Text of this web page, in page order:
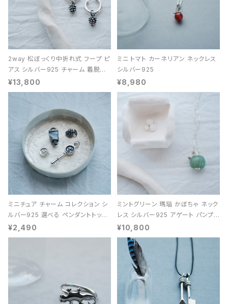
2way 松ぼっくり中折れ式 フープ ピ
アス シルバー925 チャーム 着脱可
能 レディース ユニセックス
¥13,800
ミニ トマト カーネリアン ネックレス
シルバー925
¥8,980
ミニチュア チャーム コレクション シ
ルバー925 選べる ペンダントトップ
レディース ユニセックス
¥2,490
ミントグリーン 瑪瑙 かぼちゃ ネック
レス シルバー925 アゲート パンプキ
ン 天然石 レディース
¥10,800